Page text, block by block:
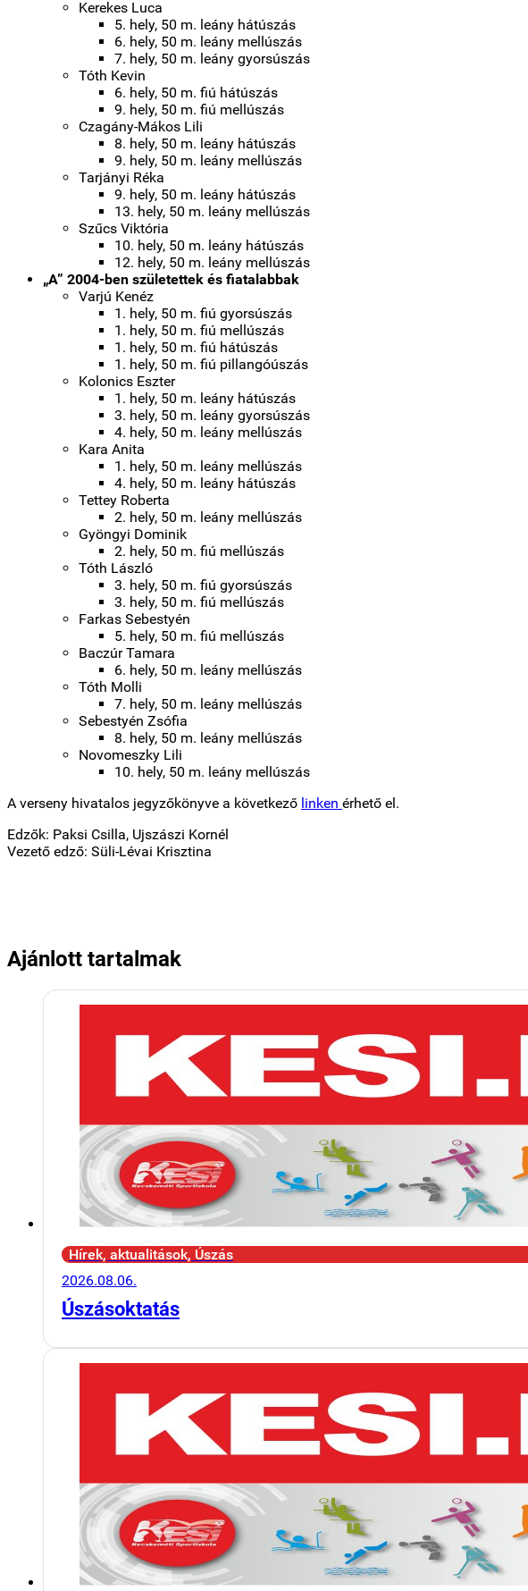
Kerekes Luca
5. hely, 50 m. leány hátúszás
6. hely, 50 m. leány mellúszás
7. hely, 50 m. leány gyorsúszás
Tóth Kevin
6. hely, 50 m. fiú hátúszás
9. hely, 50 m. fiú mellúszás
Czagány-Mákos Lili
8. hely, 50 m. leány hátúszás
9. hely, 50 m. leány mellúszás
Tarjányi Réka
9. hely, 50 m. leány hátúszás
13. hely, 50 m. leány mellúszás
Szűcs Viktória
10. hely, 50 m. leány hátúszás
12. hely, 50 m. leány mellúszás
„A” 2004-ben születettek és fiatalabbak
Varjú Kenéz
1. hely, 50 m. fiú gyorsúszás
1. hely, 50 m. fiú mellúszás
1. hely, 50 m. fiú hátúszás
1. hely, 50 m. fiú pillangóúszás
Kolonics Eszter
1. hely, 50 m. leány hátúszás
3. hely, 50 m. leány gyorsúszás
4. hely, 50 m. leány mellúszás
Kara Anita
1. hely, 50 m. leány mellúszás
4. hely, 50 m. leány hátúszás
Tettey Roberta
2. hely, 50 m. leány mellúszás
Gyöngyi Dominik
2. hely, 50 m. fiú mellúszás
Tóth László
3. hely, 50 m. fiú gyorsúszás
3. hely, 50 m. fiú mellúszás
Farkas Sebestyén
5. hely, 50 m. fiú mellúszás
Baczúr Tamara
6. hely, 50 m. leány mellúszás
Tóth Molli
7. hely, 50 m. leány mellúszás
Sebestyén Zsófia
8. hely, 50 m. leány mellúszás
Novomeszky Lili
10. hely, 50 m. leány mellúszás
A verseny hivatalos jegyzőkönyve a következő linken érhető el.
Edzők: Paksi Csilla, Ujszászi Kornél
Vezető edző: Süli-Lévai Krisztina
Ajánlott tartalmak
Hírek, aktualitások, Úszás
2026.08.06.
Úszásoktatás